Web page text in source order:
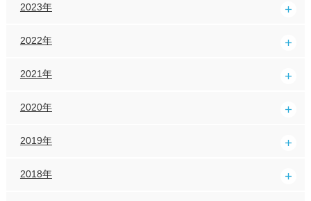
2023年
2022年
2021年
2020年
2019年
2018年